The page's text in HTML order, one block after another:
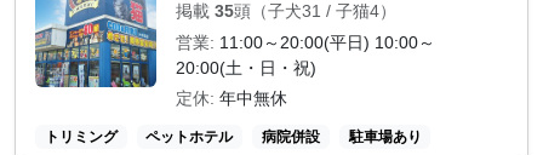
掲載 35頭（子犬31 / 子猫4）
営業: 11:00～20:00(平日) 10:00～
20:00(土・日・祝)
定休: 年中無休
トリミング ペットホテル 病院併設 駐車場あり